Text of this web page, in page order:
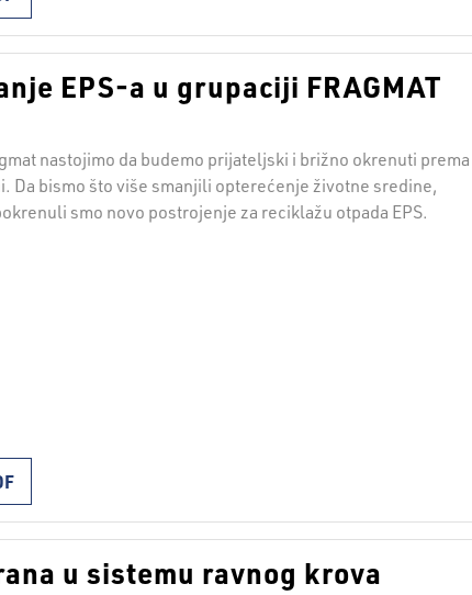
EPS-a u grupaciji FRAGMAT
nastojimo da budemo prijateljski i brižno okrenuti prema
Da bismo što više smanjili opterećenje životne sredine,
smo novo postrojenje za reciklažu otpada EPS.
u sistemu ravnog krova